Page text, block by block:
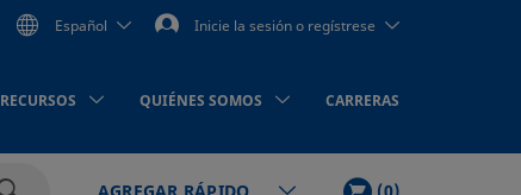
Español Inicie la sesión o regístrese
RECURSOS QUIÉNES SOMOS CARRERAS
LISTAPRODUCTOS